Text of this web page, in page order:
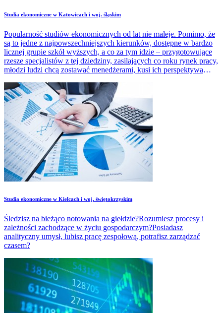
Studia ekonomiczne w Katowicach i woj. śląskim
Popularność studiów ekonomicznych od lat nie maleje. Pomimo, że
są to jedne z najpowszechniejszych kierunków, dostępne w bardzo
licznej grupie szkół wyższych, a co za tym idzie – przygotowujące
rzesze specjalistów z tej dziedziny, zasilających co roku rynek pracy,
młodzi ludzi chcą zostawać menedżerami, kusi ich perspektywa
Studia ekonomiczne w Kielcach i woj. świętokrzyskim
Śledzisz na bieżąco notowania na giełdzie?Rozumiesz procesy i
zależności zachodzące w życiu gospodarczym?Posiadasz
analityczny umysł, lubisz pracę zespołową, potrafisz zarządzać
czasem?